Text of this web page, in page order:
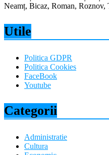
Neamț, Bicaz, Roman, Roznov,
Utile
Politica GDPR
Politica Cookies
FaceBook
Youtube
Categorii
Administratie
Cultura